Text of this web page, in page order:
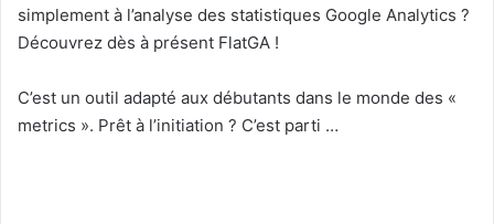
simplement à l’analyse des statistiques Google Analytics ?
Découvrez dès à présent FlatGA !
C’est un outil adapté aux débutants dans le monde des «
metrics ». Prêt à l’initiation ? C’est parti …